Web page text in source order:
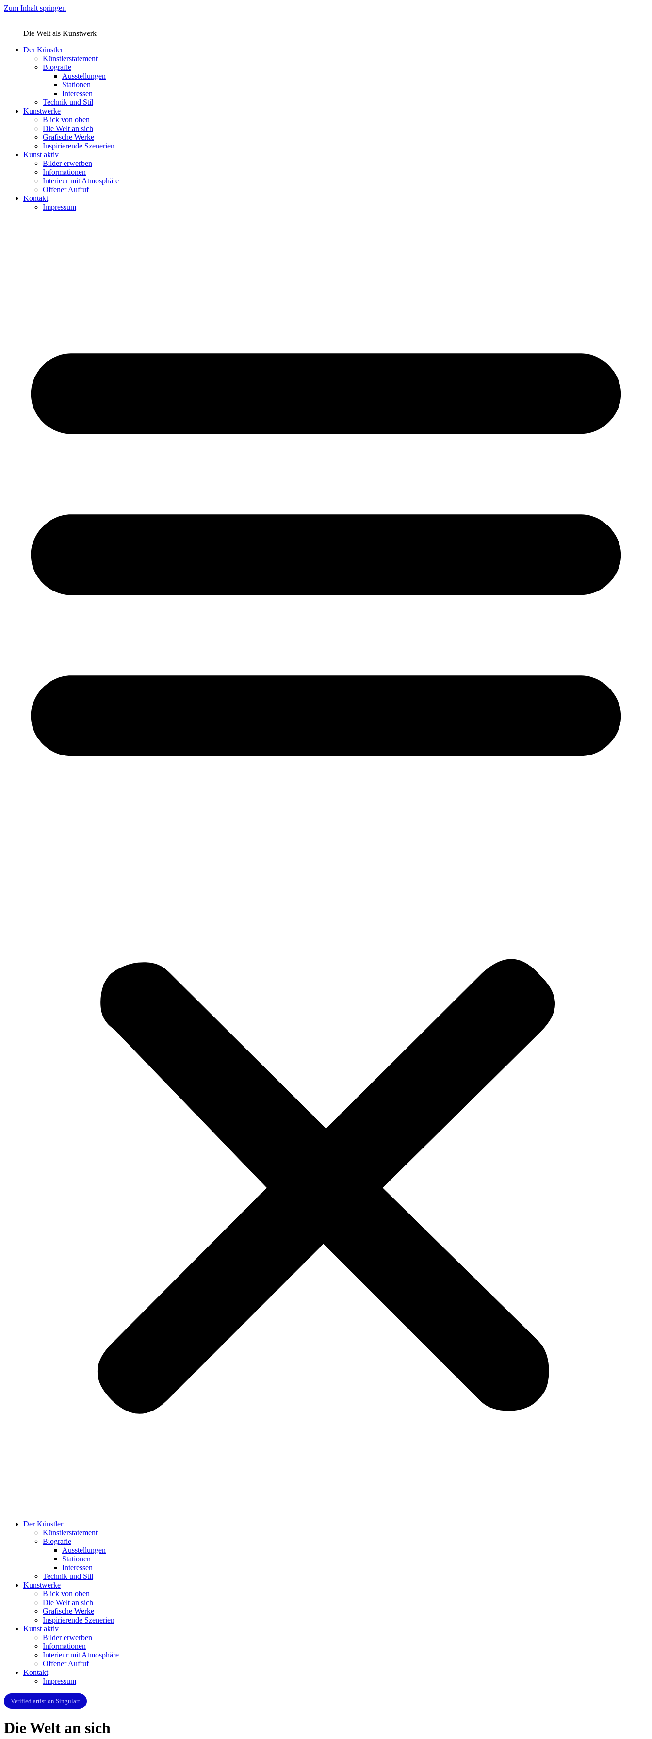
Zum Inhalt springen
Die Welt als Kunstwerk
Der Künstler
Künstlerstatement
Biografie
Ausstellungen
Stationen
Interessen
Technik und Stil
Kunstwerke
Blick von oben
Die Welt an sich
Grafische Werke
Inspirierende Szenerien
Kunst aktiv
Bilder erwerben
Informationen
Interieur mit Atmosphäre
Offener Aufruf
Kontakt
Impressum
Der Künstler
Künstlerstatement
Biografie
Ausstellungen
Stationen
Interessen
Technik und Stil
Kunstwerke
Blick von oben
Die Welt an sich
Grafische Werke
Inspirierende Szenerien
Kunst aktiv
Bilder erwerben
Informationen
Interieur mit Atmosphäre
Offener Aufruf
Kontakt
Impressum
Verified artist on Singulart
Die Welt an sich